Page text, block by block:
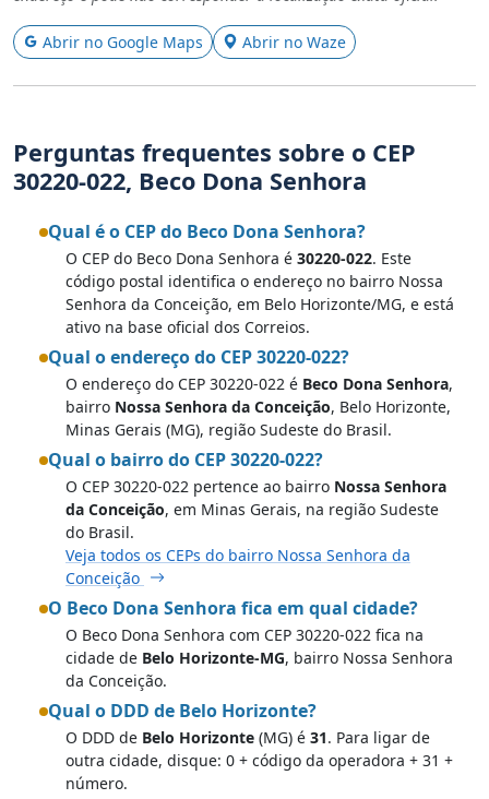
Abrir no Google Maps Abrir no Waze
Perguntas frequentes sobre o CEP
30220-022, Beco Dona Senhora
Qual é o CEP do Beco Dona Senhora?
O CEP do Beco Dona Senhora é 30220-022. Este
código postal identifica o endereço no bairro Nossa
Senhora da Conceição, em Belo Horizonte/MG, e está
ativo na base oficial dos Correios.
Qual o endereço do CEP 30220-022?
O endereço do CEP 30220-022 é Beco Dona Senhora,
bairro Nossa Senhora da Conceição, Belo Horizonte,
Minas Gerais (MG), região Sudeste do Brasil.
Qual o bairro do CEP 30220-022?
O CEP 30220-022 pertence ao bairro Nossa Senhora
da Conceição, em Minas Gerais, na região Sudeste
do Brasil.
Veja todos os CEPs do bairro Nossa Senhora da
Conceição
O Beco Dona Senhora fica em qual cidade?
O Beco Dona Senhora com CEP 30220-022 fica na
cidade de Belo Horizonte-MG, bairro Nossa Senhora
da Conceição.
Qual o DDD de Belo Horizonte?
O DDD de Belo Horizonte (MG) é 31. Para ligar de
outra cidade, disque: 0 + código da operadora + 31 +
número.